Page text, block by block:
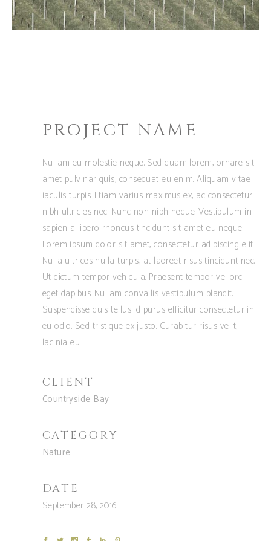
PROJECT NAME
Nullam eu molestie neque. Sed quam lorem, ornare sit
amet pulvinar quis, consequat eu enim. Aliquam vitae
iaculis turpis. Etiam varius maximus ex, ac consectetur
nibh ultricies nec. Nunc non nibh neque. Vestibulum in
sapien a libero rhoncus tincidunt sit amet eu neque.
Lorem ipsum dolor sit amet, consectetur adipiscing elit.
Nulla ultrices nulla turpis, at laoreet risus tincidunt nec.
Ut dictum tempor vehicula. Praesent tempor vel orci
eget dapibus. Nullam convallis vestibulum blandit.
Suspendisse quis tellus id purus efficitur consectetur in
eu odio. Sed tristique ex justo. Curabitur risus velit,
lacinia eu.
CLIENT
Countryside Bay
CATEGORY
Nature
DATE
September 28, 2016